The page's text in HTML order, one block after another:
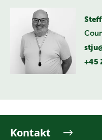
+45
Kontakt